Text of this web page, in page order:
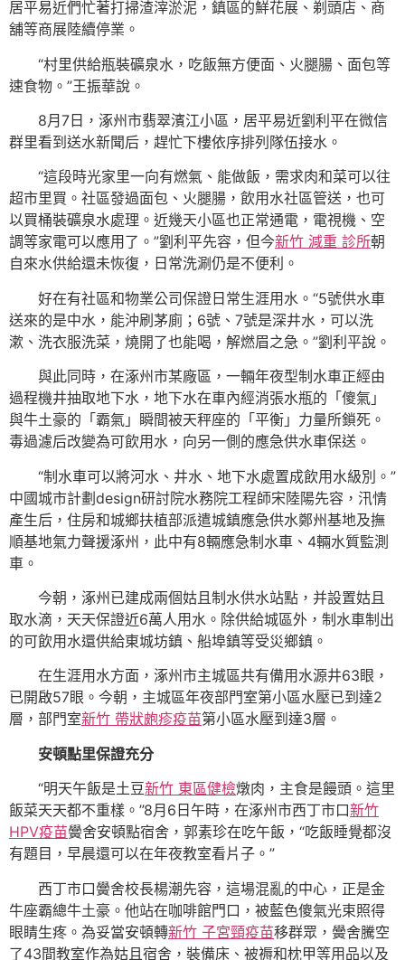
居平易近們忙著打掃渣滓淤泥，鎮區的鮮花展、剃頭店、商
舖等商展陸續停業。
“村里供給瓶裝礦泉水，吃飯無方便面、火腿腸、面包等
速食物。”王振華說。
8月7日，涿州市翡翠濱江小區，居平易近劉利平在微信
群里看到送水新聞后，趕忙下樓依序排列隊伍接水。
“這段時光家里一向有燃氣、能做飯，需求肉和菜可以往
超市里買。社區發過面包、火腿腸，飲用水社區管送，也可
以買桶裝礦泉水處理。近幾天小區也正常通電，電視機、空
調等家電可以應用了。”劉利平先容，但今新竹 減重 診所朝
自來水供給還未恢復，日常洗涮仍是不便利。
好在有社區和物業公司保證日常生涯用水。“5號供水車
送來的是中水，能沖刷茅廁；6號、7號是深井水，可以洗
漱、洗衣服洗菜，燒開了也能喝，解燃眉之急。”劉利平說。
與此同時，在涿州市某廠區，一輛年夜型制水車正經由
過程機井抽取地下水，地下水在車內經消張水瓶的「傻氣」
與牛土豪的「霸氣」瞬間被天秤座的「平衡」力量所鎖死。
毒過濾后改變為可飲用水，向另一側的應急供水車保送。
“制水車可以將河水、井水、地下水處置成飲用水級別。”
中國城市計劃design研討院水務院工程師宋陸陽先容，汛情
產生后，住房和城鄉扶植部派遣城鎮應急供水鄭州基地及撫
順基地氣力聲援涿州，此中有8輛應急制水車、4輛水質監測
車。
今朝，涿州已建成兩個姑且制水供水站點，并設置姑且
取水滴，天天保證近6萬人用水。除供給城區外，制水車制出
的可飲用水還供給東城坊鎮、船埠鎮等受災鄉鎮。
在生涯用水方面，涿州市主城區共有備用水源井63眼，
已開啟57眼。今朝，主城區年夜部門室第小區水壓已到達2
層，部門室新竹 帶狀皰疹疫苗第小區水壓到達3層。
安頓點里保證充分
“明天午飯是土豆新竹 東區健檢燉肉，主食是饅頭。這里
飯菜天天都不重樣。”8月6日午時，在涿州市西丁市口新竹
HPV疫苗黌舍安頓點宿舍，郭素珍在吃午飯，“吃飯睡覺都沒
有題目，早晨還可以在年夜教室看片子。”
西丁市口黌舍校長楊潮先容，這場混亂的中心，正是金
牛座霸總牛土豪。他站在咖啡館門口，被藍色傻氣光束照得
眼睛生疼。為妥當安頓轉新竹 子宮頸疫苗移群眾，黌舍騰空
了43間教室作為姑且宿舍，裝備床、被褥和枕甲等用品以及